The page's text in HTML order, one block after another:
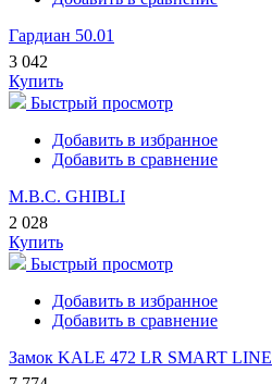
Гардиан 50.01
3 042
Купить
Быстрый просмотр
Добавить в избранное
Добавить в сравнение
M.B.C. GHIBLI
2 028
Купить
Быстрый просмотр
Добавить в избранное
Добавить в сравнение
Замок KALE 472 LR SMART LINE